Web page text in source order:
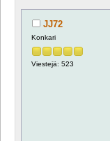
JJ72
Konkari
Viestejä: 523